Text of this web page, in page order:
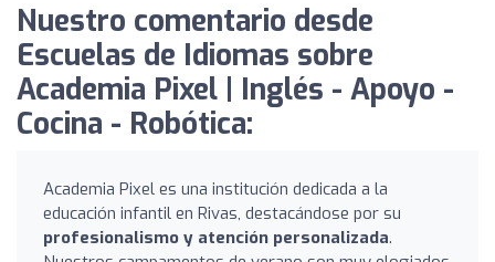
Nuestro comentario desde
Escuelas de Idiomas sobre
Academia Pixel | Inglés - Apoyo -
Cocina - Robótica:
Academia Pixel es una institución dedicada a la
educación infantil en Rivas, destacándose por su
profesionalismo y atención personalizada.